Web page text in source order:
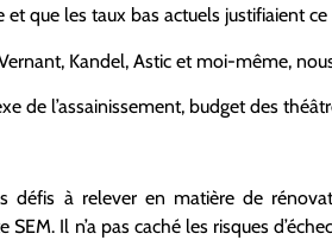
que les taux bas actuels justifiaient ce
Kandel, Astic et moi-même,
de l’assainissement, budget des
défis à relever en matière de
Il n’a pas caché les risques